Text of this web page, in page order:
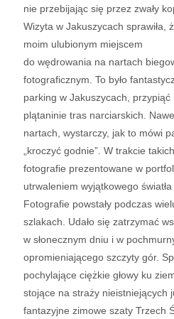
nie przebijając się przez zwały
Wizyta w Jakuszycach sprawiła,
moim ulubionym miejscem
do wędrowania na nartach
fotograficznym. To było
parking w Jakuszycach,
plątaninie tras narciarskich.
nartach, wystarczy, jak to mówi
„kroczyć godnie”. W trakcie
fotografie prezentowane w
utrwaleniem wyjątkowego
Fotografie powstały podczas
szlakach. Udało się zatrzymać
w słonecznym dniu i w
opromieniającego szczyty gór.
pochylające ciężkie głowy ku
stojące na straży nieistniejących
fantazyjne zimowe szaty Trzech